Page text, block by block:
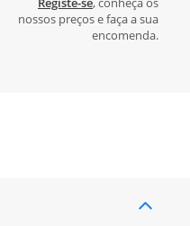
nossos preços e faça a sua
encomenda.